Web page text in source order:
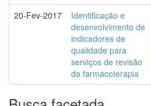
20-Fev-2017
Identificação e
desenvolvimento de
indicadores de
qualidade para
serviços de revisão
da farmacoterapia